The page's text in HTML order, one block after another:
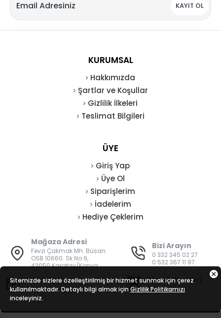
KAYIT OL
KURUMSAL
Hakkımızda
Şartlar ve Koşullar
Gizlilik İlkeleri
Teslimat Bilgileri
ÜYE
Giriş Yap
Üye Ol
Siparişlerim
İadelerim
Hediye Çeklerim
Mağaza Adresi
Fevzi Çakmak Mh. Büsan
OSB 10660. Sk No:9,
42050 Karatay/Konya
Bizi Arayın
0 332 345 02 27
0 532 367 11 97
E-Posta
bilgi@vatanisguvenligi.com
Mesai Saatleri
08:00 - 19:00
Sitemizde sizlere özelleştirilmiş bir hizmet sunmak için çerez
kullanılmaktadır. Detaylı bilgi almak için Gizlilik Politikamızı
inceleyiniz.